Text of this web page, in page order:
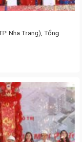
Nha Trang), Tổng